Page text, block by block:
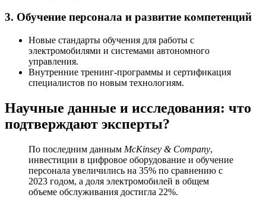
3. Обучение персонала и развитие компетенций
Новые стандарты обучения для работы с
электромобилями и системами автономного
управления.
Внутренние тренинг-программы и сертификация
специалистов по новым технологиям.
Научные данные и исследования: что
подтверждают эксперты?
По последним данным McKinsey & Company,
инвестиции в цифровое оборудование и обучение
персонала увеличились на 35% по сравнению с
2023 годом, а доля электромобилей в общем
объеме обслуживания достигла 22%.